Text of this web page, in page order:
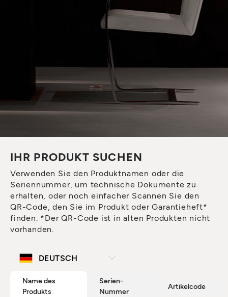
IHR PRODUKT SUCHEN
Verwenden Sie den Produktnamen oder die
Seriennummer, um technische Dokumente zu
erhalten, oder noch einfacher Scannen Sie den
QR-Code, den Sie im Produkt oder Garantieheft*
finden. *Der QR-Code ist in alten Produkten nicht
vorhanden.
Name des
Produkts
Serien-
Nummer
Artikelcode